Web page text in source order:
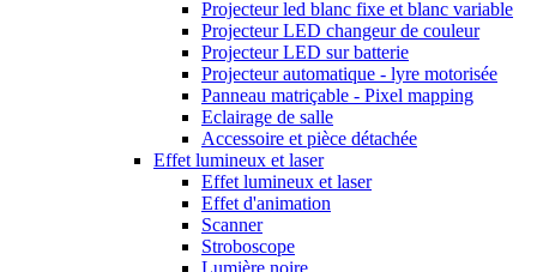
Projecteur led blanc fixe et blanc variable
Projecteur LED changeur de couleur
Projecteur LED sur batterie
Projecteur automatique - lyre motorisée
Panneau matriçable - Pixel mapping
Eclairage de salle
Accessoire et pièce détachée
Effet lumineux et laser
Effet lumineux et laser
Effet d'animation
Scanner
Stroboscope
Lumière noire